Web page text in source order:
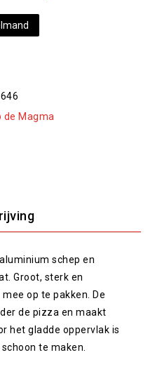
de Magma
schep en
Groot, sterk en
op te pakken. De
de pizza en maakt
het gladde oppervlak is
te maken.